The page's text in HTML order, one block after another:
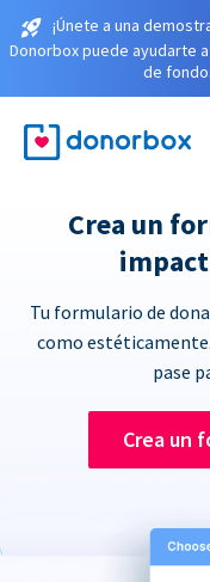
¡Únete a una
Donorbox puede ayudarte
de
Crea un
Tu formulario de
como
pase
Crea un